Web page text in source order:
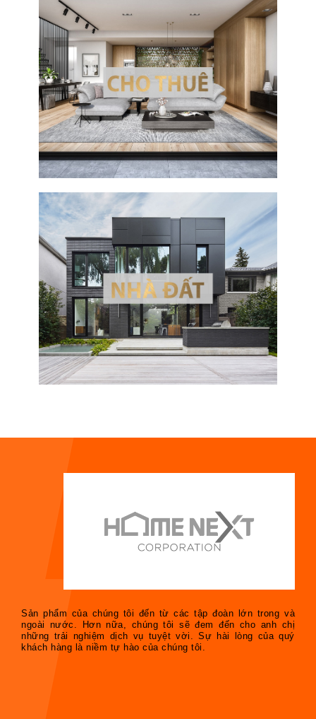
Sản phẩm của chúng tôi đến từ các tập đoàn lớn trong và
ngoài nước. Hơn nữa, chúng tôi sẽ đem đến cho anh chị
những trải nghiệm dịch vụ tuyệt vời. Sự hài lòng của quý
khách hàng là niềm tự hào của chúng tôi.